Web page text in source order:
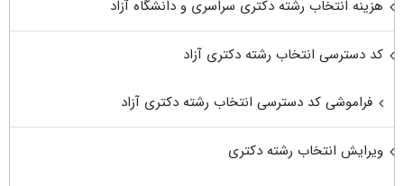
هزینه انتخاب رشته دکتری سراسری و دانشگاه آزاد
کد دسترسی انتخاب رشته دکتری آزاد
فراموشی کد دسترسی انتخاب رشته دکتری آزاد
ویرایش انتخاب رشته دکتری